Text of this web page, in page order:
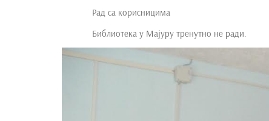
Рад са корисницима
Библиотека у Мајуру тренутно не ради.